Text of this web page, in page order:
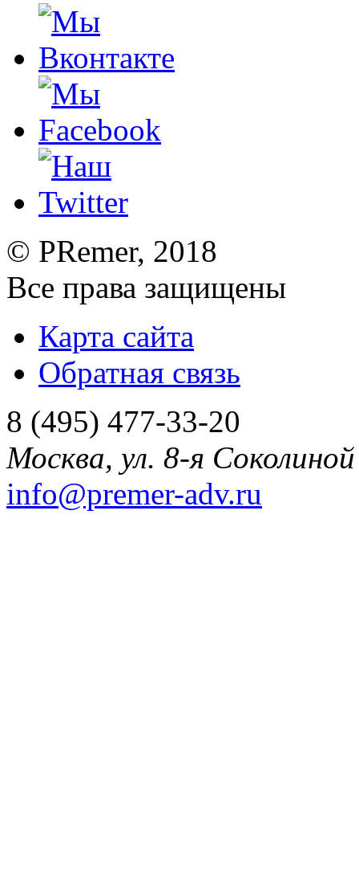
© PRemer, 2018
Все права защищены
Карта сайта
Обратная связь
8 (495) 477-33-20
Москва, ул. 8-я
info@premer-adv.ru